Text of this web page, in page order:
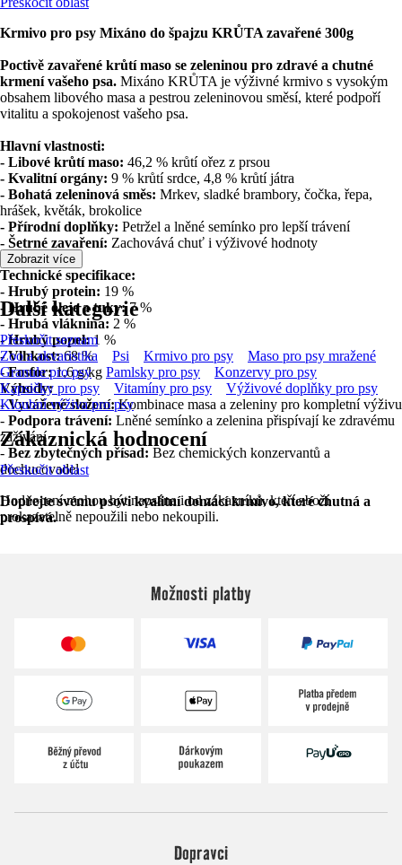
Krmivo pro psy Mixáno do špajzu KRŮTA zavařené 300g
Poctivě zavařené krůtí maso se zeleninou pro zdravé a chutné
krmení vašeho psa. Mixáno KRŮTA je výživné krmivo s vysokým
obsahem libového masa a pestrou zeleninovou směsí, které podpoří
vitalitu a spokojenost vašeho psa.
Hlavní vlastnosti:
- Libové krůtí maso: 46,2 % krůtí ořez z prsou
- Kvalitní orgány: 9 % krůtí srdce, 4,8 % krůtí játra
- Bohatá zeleninová směs: Mrkev, sladké brambory, čočka, řepa,
hrášek, květák, brokolice
- Přírodní doplňky: Petržel a lněné semínko pro lepší trávení
- Šetrné zavaření: Zachovává chuť i výživové hodnoty
Technické specifikace:
- Hrubý protein: 19 %
- Hrubé oleje a tuky:7 %
- Hrubá vláknina: 2 %
- Hrubý popel:1 %
- Vlhkost:68 %
- Fosfor:1,6 g/kg
Výhody:
-Vyvážené složení:Kombinace masa a zeleniny pro kompletní výživu
- Podpora trávení: Lněné semínko a zelenina přispívají ke zdravému
zažívání
- Bez zbytečných přísad: Bez chemických konzervantů a
dochucovadel
Dopřejte svému psovi kvalitní domácí krmivo, které chutná a
prospívá.
Zobrazit více
Další kategorie
Přeskočit seznam
Zoo a akvaristika
Psi Krmivo pro psy
Maso pro psy mražené
Granule pro psy
Pamlsky pro psy
Konzervy pro psy
Kapsičky pro psy
Vitamíny pro psy
Výživové doplňky pro psy
Kloubní výživa pro psy
Zákaznická hodnocení
Přeskočit oblast
Hodnocení mohou být napsána i od zákazníků, kteří zboží
prokazatelně nepoužili nebo nekoupili.
Možnosti platby
Dopravci